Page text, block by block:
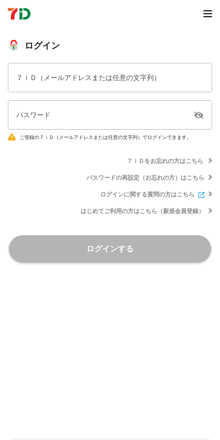
ログイン
７ｉＤ（メールアドレスまたは任意の文字列）
パスワード
ご登録の７ｉＤ（メールアドレスまたは任意の文字列）でログインできます。
７ｉＤをお忘れの方はこちら
パスワードの再設定（お忘れの方）はこちら
ログインに関する質問の方はこちら
はじめてご利用の方はこちら（新規会員登録）
ログインする